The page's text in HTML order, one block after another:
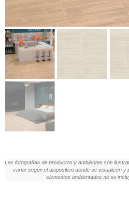
Las fotografías de productos y ambientes son
variar según el dispositivo donde se visualicen y
elementos ambientados no se